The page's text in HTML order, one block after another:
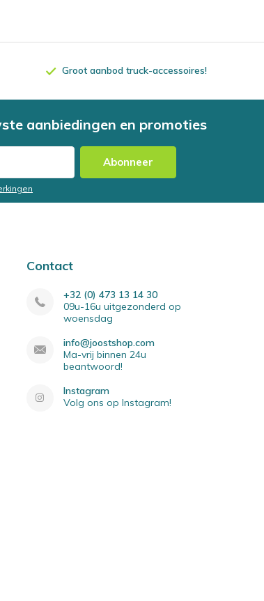
Groot aanbod truck-accessoires!
aanbiedingen en promoties
Abonneer
Contact
+32 (0) 473 13 14 30
09u-16u uitgezonderd op
woensdag
info@joostshop.com
Ma-vrij binnen 24u
beantwoord!
Instagram
Volg ons op Instagram!